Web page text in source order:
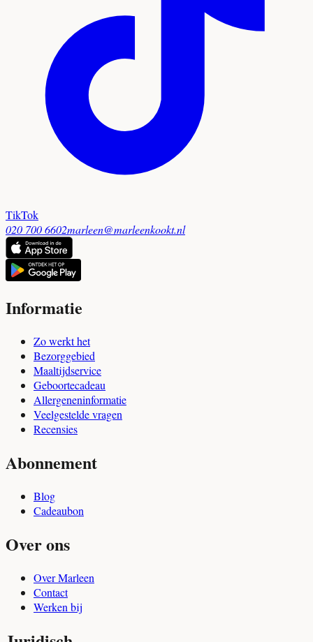
TikTok
020 700 6602marleen@marleenkookt.nl
Informatie
Zo werkt het
Bezorggebied
Maaltijdservice
Geboortecadeau
Allergeneninformatie
Veelgestelde vragen
Recensies
Abonnement
Blog
Cadeaubon
Over ons
Over Marleen
Contact
Werken bij